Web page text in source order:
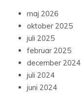
maj 2026
oktober 2025
juli 2025
februar 2025
december 2024
juli 2024
juni 2024